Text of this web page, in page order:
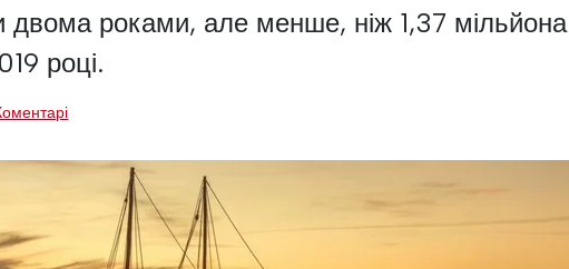
двома роками, але менше, ніж 1,37 мільйона
році.